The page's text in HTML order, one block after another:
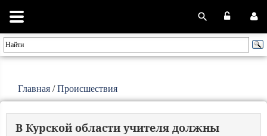
Главная /Происшествия
В Курской области учителя должны